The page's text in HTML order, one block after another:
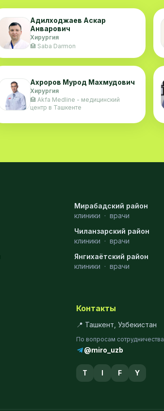
Адилходжаев Аскар
Анварович
Хирургия
🏥 Saba Darmon
Ахроров Мурод Махмудович
Хирургия
🏥 Akfa Medline - медицинский
центр в Ташкенте
Мирабадский район
клиники · врачи
Чиланзарский район
клиники · врачи
Янгихаётский район
клиники · врачи
Контакты
📍 Ташкент, Узбекистан
По вопросам сотрудничества
@miro_uzb
T I F Y